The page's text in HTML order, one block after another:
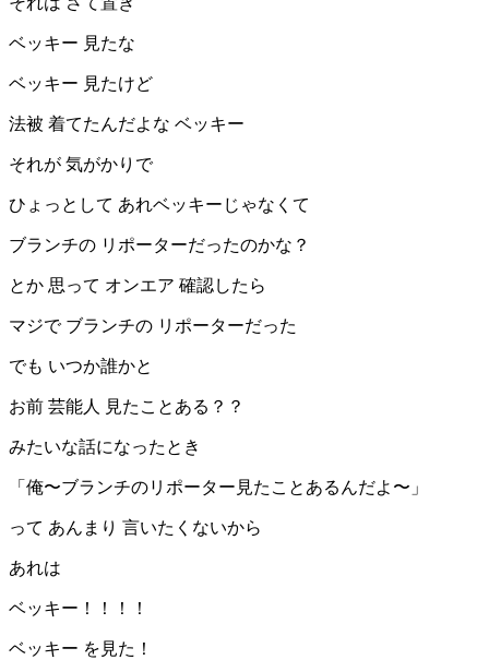
ベッキー 見たな
ベッキー 見たけど
法被 着てたんだよな ベッキー
それが 気がかりで
ひょっとして あれベッキーじゃなくて
ブランチの リポーターだったのかな？
とか 思って オンエア 確認したら
マジで ブランチの リポーターだった
でも いつか誰かと
お前 芸能人 見たことある？？
みたいな話になったとき
「俺〜ブランチのリポーター見たことあるんだよ〜」
って あんまり 言いたくないから
あれは
ベッキー！！！！
ベッキー を見た！